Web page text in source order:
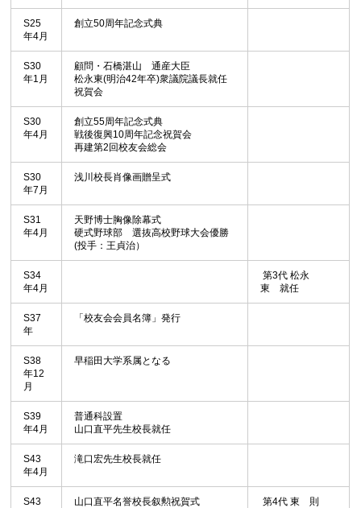
S25
年4月
創立50周年記念式典
S30
年1月
顧問・石橋湛山 通産大臣
松永東(明治42年卒)衆議院議長就任
祝賀会
S30
年4月
創立55周年記念式典
戦後復興10周年記念祝賀会
再建第2回校友会総会
S30
年7月
浅川校長肖像画贈呈式
S31
年4月
天野博士胸像除幕式
硬式野球部 選抜高校野球大会優勝
(投手：王貞治）
S34
年4月
第3代 松永
東 就任
S37
年
「校友会会員名簿」発行
S38
年12
月
早稲田大学系属となる
S39
年4月
普通科設置
山口直平先生校長就任
S43
年4月
滝口宏先生校長就任
S43
山口直平名誉校長叙勲祝賀式
第4代 東 則